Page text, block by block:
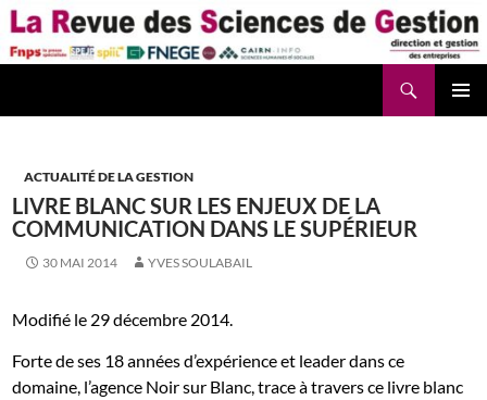
Aller
au
contenu
ACTUALITÉ DE LA GESTION
LIVRE BLANC SUR LES ENJEUX DE LA
COMMUNICATION DANS LE SUPÉRIEUR
30 MAI 2014 YVES SOULABAIL
Modifié le 29 décembre 2014.
Forte de ses 18 années d’expérience et leader dans ce
domaine, l’agence Noir sur Blanc, trace à travers ce livre blanc